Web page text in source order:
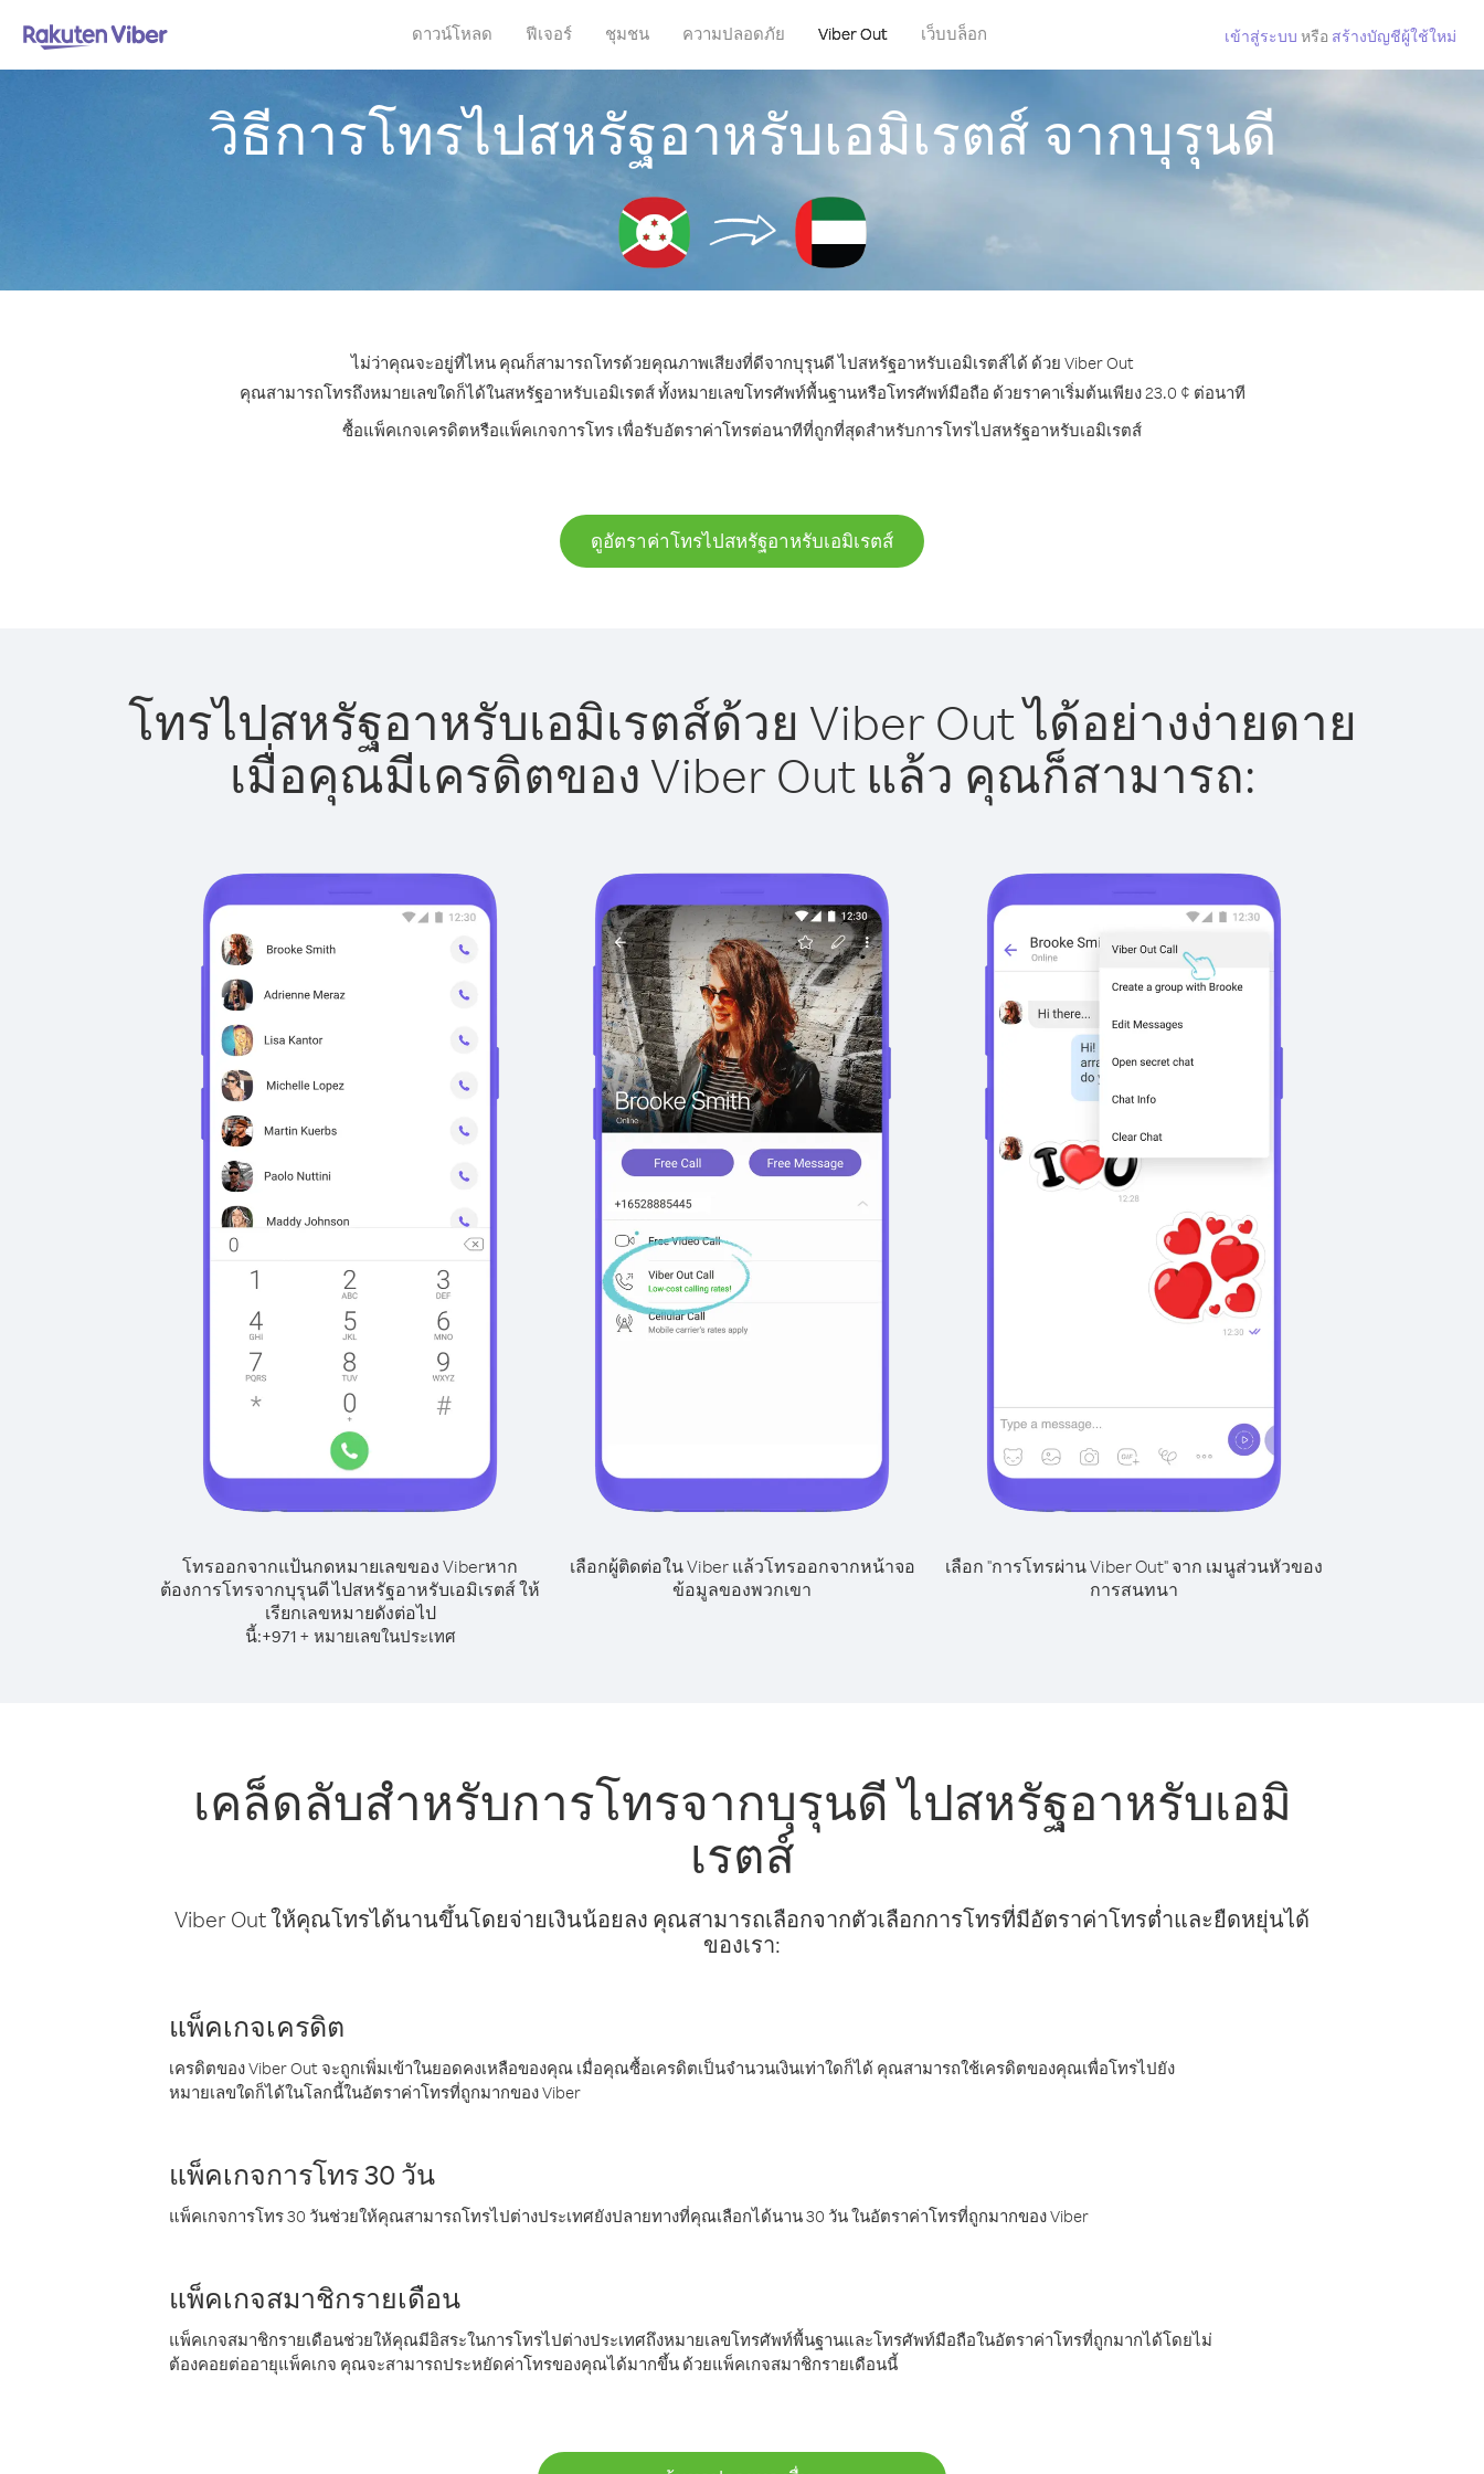
ดาวน์โหลด ฟีเจอร์ ชุมชน ความปลอดภัย Viber Out เว็บบล็อก เข้าสู่ระบบ หรือ สร้างบัญชีผู้ใช้ใหม่
วิธีการโทรไปสหรัฐอาหรับเอมิเรตส์ จากบุรุนดี
ไม่ว่าคุณจะอยู่ที่ไหน คุณก็สามารถโทรด้วยคุณภาพเสียงที่ดีจากบุรุนดี ไปสหรัฐอาหรับเอมิเรตส์ได้ ด้วย Viber Out
คุณสามารถโทรถึงหมายเลขใดก็ได้ในสหรัฐอาหรับเอมิเรตส์ ทั้งหมายเลขโทรศัพท์พื้นฐานหรือโทรศัพท์มือถือ ด้วยราคาเริ่มต้นเพียง 23.0 ¢ ต่อนาที
ซื้อแพ็คเกจเครดิตหรือแพ็คเกจการโทร เพื่อรับอัตราค่าโทรต่อนาทีที่ถูกที่สุดสำหรับการโทรไปสหรัฐอาหรับเอมิเรตส์
ดูอัตราค่าโทรไปสหรัฐอาหรับเอมิเรตส์
โทรไปสหรัฐอาหรับเอมิเรตส์ด้วย Viber Out ได้อย่างง่ายดาย
เมื่อคุณมีเครดิตของ Viber Out แล้ว คุณก็สามารถ:
โทรออกจากแป้นกดหมายเลขของ Viberหาก
ต้องการโทรจากบุรุนดี ไปสหรัฐอาหรับเอมิเรตส์ ให้
เรียกเลขหมายดังต่อไป
นี้:+971+ หมายเลขในประเทศ
เลือกผู้ติดต่อใน Viber แล้วโทรออกจากหน้าจอ
ข้อมูลของพวกเขา
เลือก "การโทรผ่าน Viber Out" จาก เมนูส่วนหัวของ
การสนทนา
เคล็ดลับสำหรับการโทรจากบุรุนดี ไปสหรัฐอาหรับเอมิ
เรตส์
Viber Out ให้คุณโทรได้นานขึ้นโดยจ่ายเงินน้อยลง คุณสามารถเลือกจากตัวเลือกการโทรที่มีอัตราค่าโทรต่ำและยืดหยุ่นได้
ของเรา:
แพ็คเกจเครดิต
เครดิตของ Viber Out จะถูกเพิ่มเข้าในยอดคงเหลือของคุณ เมื่อคุณซื้อเครดิตเป็นจำนวนเงินเท่าใดก็ได้ คุณสามารถใช้เครดิตของคุณเพื่อโทรไปยัง
หมายเลขใดก็ได้ในโลกนี้ในอัตราค่าโทรที่ถูกมากของ Viber
แพ็คเกจการโทร 30 วัน
แพ็คเกจการโทร 30 วันช่วยให้คุณสามารถโทรไปต่างประเทศยังปลายทางที่คุณเลือกได้นาน 30 วัน ในอัตราค่าโทรที่ถูกมากของ Viber
แพ็คเกจสมาชิกรายเดือน
แพ็คเกจสมาชิกรายเดือนช่วยให้คุณมีอิสระในการโทรไปต่างประเทศถึงหมายเลขโทรศัพท์พื้นฐานและโทรศัพท์มือถือในอัตราค่าโทรที่ถูกมากได้โดยไม่
ต้องคอยต่ออายุแพ็คเกจ คุณจะสามารถประหยัดค่าโทรของคุณได้มากขึ้น ด้วยแพ็คเกจสมาชิกรายเดือนนี้